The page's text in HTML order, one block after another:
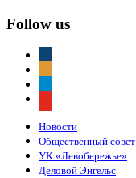
Follow us
Новости
Общественный совет
УК «Левобережье»
Деловой Энгельс